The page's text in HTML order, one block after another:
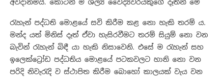
අවදානමයි. කොටින් ම ශල්‍ය වෛද්‍යවරයකුගේ දෑතින් මේ
රැහැන් පද්ධති මොළයේ සවි කිරීම කළ නො හැකි තරම් ය.
මන්ද යත් මිනිස් දෑත් ඒවා හැසිරවීමට තරම් සියුම් නො වන
බැවින් රැහැන් බිඳී යා හැකි නිසාවෙනි. එසේ ම රැහැන් සහ
ඉලෙක්ට්‍රෝඩ පද්ධතිය මොළයේ පටකවලට හානි නො වන
පරිදි නිවැරැදි ව ස්ථාපිත කිරීම බොහෝ කාලයක් වැය වන